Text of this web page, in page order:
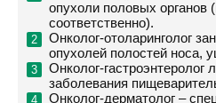
опухоли половых органов
соответственно).
Онколог-отоларинголог
опухолей полостей носа,
Онколог-гастроэнтеролог
заболевания
Онколог-дерматолог –